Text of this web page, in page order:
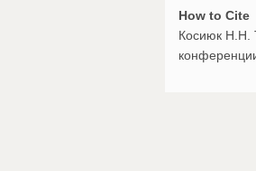
How to Cite
Косиюк Н.Н.